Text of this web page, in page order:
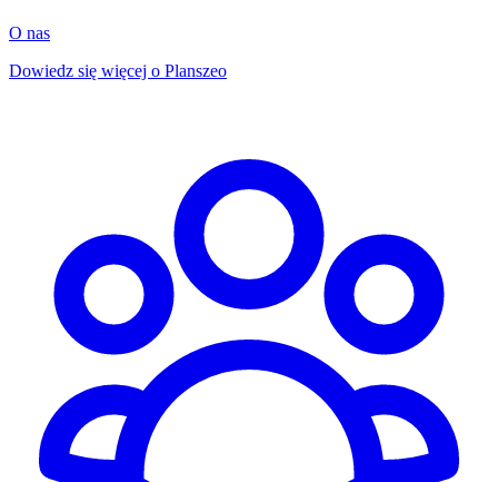
O nas
Dowiedz się więcej o Planszeo